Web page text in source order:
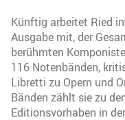
Künftig arbeitet Ried
Ausgabe mit, der
berühmten
116 Notenbänden,
Libretti zu Opern und
Bänden zählt sie zu
Editionsvorhaben in